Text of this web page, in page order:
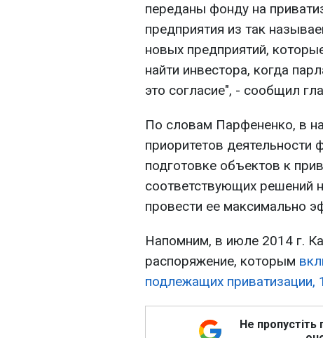
переданы фонду на
предприятия из так
новых предприятий,
найти инвестора, когда
это согласие", - сообщил
По словам Парфененко, в
приоритетов деятельности
подготовке объектов к
соответствующих решений
провести ее максимально
Напомним, в июле 2014 г.
распоряжение, которым
подлежащих приватизации,
Не пропустіть